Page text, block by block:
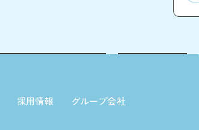
採用情報
グループ会社